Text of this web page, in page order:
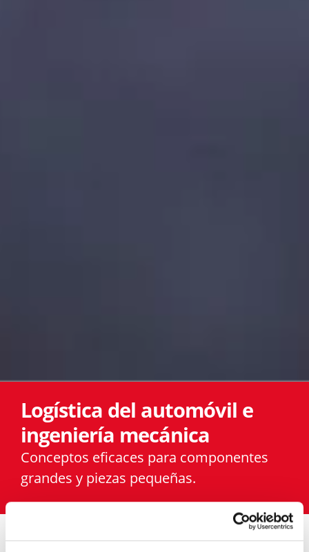
Logística del automóvil e
ingeniería mecánica
Conceptos eficaces para componentes
grandes y piezas pequeñas.
Soluciones de almacenamiento
Logística del automóvil e ingeniería mecánica